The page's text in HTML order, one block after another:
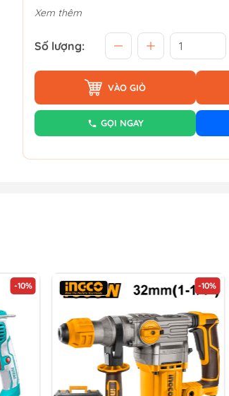
Xem thêm
Số lượng:
VÀO GIỎ
GỌI NGAY
-10% -10%